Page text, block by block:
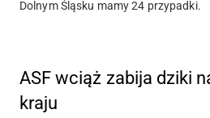
Dolnym Śląsku mamy24 przypadki.
ASF wciąż zabija dziki
kraju